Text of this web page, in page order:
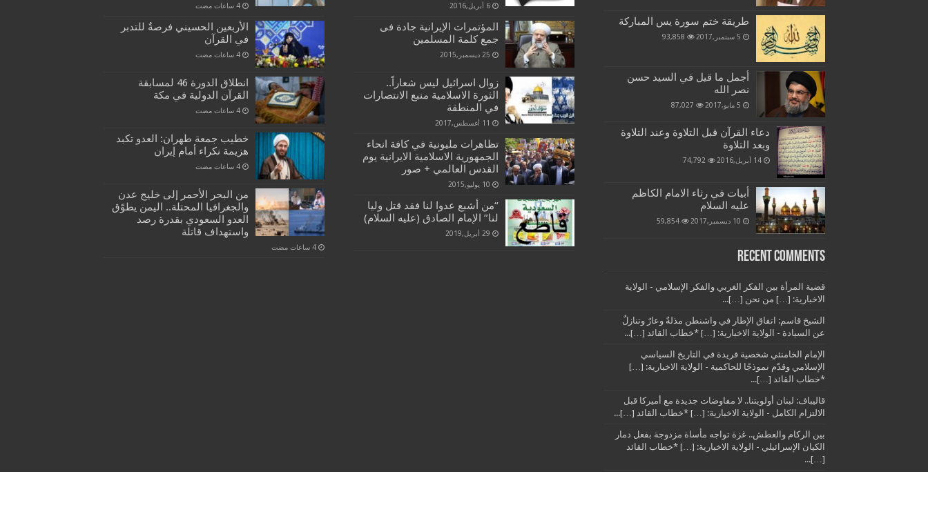
طريقة ختم سورة يس المباركة
5 سبتمبر,2017 93,858
أجمل ما قيل في السيد حسن
نصر الله
5 مايو,2017 87,027
دعاء القرآن قبل التلاوة وعند التلاوة
وبعد التلاوة
14 أبريل,2016 74,792
أبيات في رثاء الامام الكاظم
عليه السلام
10 ديسمبر,2017 59,854
Recent Comments
قضية المرأة بين الفكر الغربي والفكر الإسلامي - الولاية
الاخبارية: […] من نحن […]...
الشيخ قاسم: اتفاق الإطار في واشنطن مذلةٌ وعارٌ وتنازلٌ
عن السيادة - الولاية الاخبارية: […] *خطاب القائد […]...
الإمام الخامنئي شخصية فريدة في التاريخ السياسي
الإسلامي وقدّم نموذجًا للحاكمية - الولاية الاخبارية: […]
*خطاب القائد […]...
قاليباف: لبنان أولويتنا.. لا مفاوضات جديدة مع أميركا قبل
الالتزام الكامل - الولاية الاخبارية: […] *خطاب القائد […]...
بين الركام والعطش.. غزة تواجه مأساة مزدوجة بفعل دمار
الكيان الإسرائيلي - الولاية الاخبارية: […] *خطاب القائد
[…]...
6 أبريل,2016
المؤتمرات الإیرانیة جادة فی
جمع کلمة المسلمین
25 ديسمبر,2015
زوال اسرائيل ليس شعاراً..
الثورة الاسلامية منبع الانتصارات
في المنطقة
11 أغسطس,2017
تظاهرات مليونية في كافة انحاء
الجمهورية الاسلامية الايرانية يوم
القدس العالمي + صور
10 يوليو,2015
“من أشبع عدوا لنا فقد قتل وليا
لنا” الإمام الصادق (عليه السلام)
29 أبريل,2019
الأربعين الحسيني فرصةٌ للتدبر
في القرآن
انطلاق الدورة 46 لمسابقة
القرآن الدولية في مكة
خطيب جمعة طهران: العدو تكبد
هزيمة نكراء أمام إيران
من البحر الأحمر إلى خليج عدن
والجغرافيا المحتلة.. اليمن يطوّق
العدو السعودي بقدرة رصد
واستهداف قاتلة